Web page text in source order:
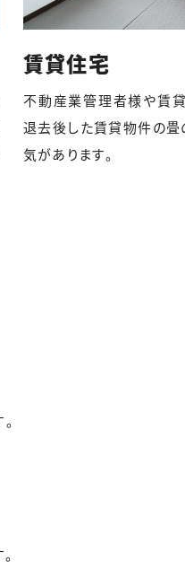
賃貸住宅
不動産業管理者様や賃
退去後した賃貸物件の畳
気があります。